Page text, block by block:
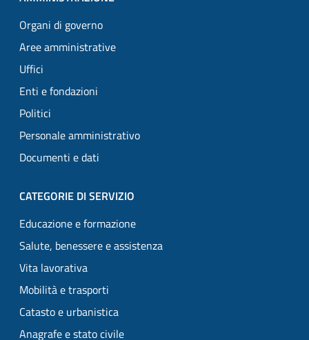
Organi di governo
Aree amministrative
Uffici
Enti e fondazioni
Politici
Personale amministrativo
Documenti e dati
CATEGORIE DI SERVIZIO
Educazione e formazione
Salute, benessere e assistenza
Vita lavorativa
Mobilità e trasporti
Catasto e urbanistica
Anagrafe e stato civile